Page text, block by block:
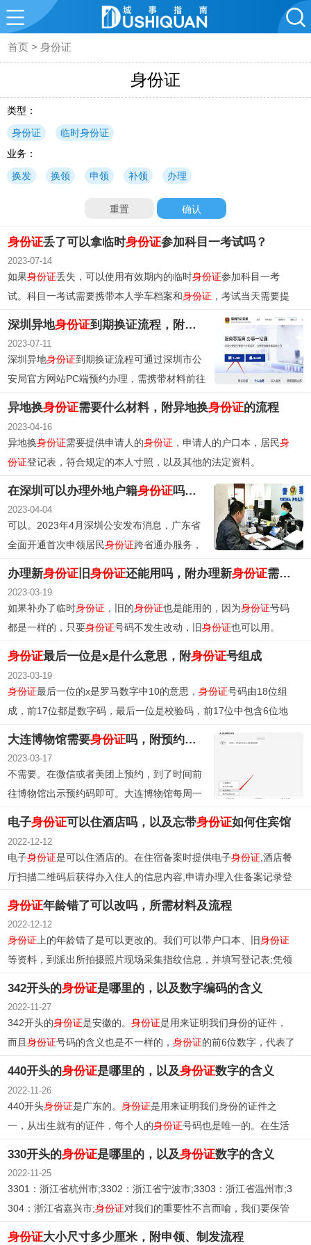
首页 >身份证
身份证
类型：
身份证
临时身份证
业务：
换发
换领 申领 补领 办理
重置 确认
身份证丢了可以拿临时身份证参加科目一考试吗？
2023-07-14
如果身份证丢失，可以使用有效期内的临时身份证参加科目一考
试。科目一考试需要携带本人学车档案和身份证 ，考试当天需要提
前到场候考，等待叫号后找考官确认身份并开始考试。
深圳异地身份证到期换证流程，附所需材料
2023-07-11
深圳异地身份证到期换证流程可通过深圳市公
安局官方网站PC端预约办理，需携带材料前往
预约窗口办理。已满16周岁者需携带原 身份
16周岁者还需携带监护人证明材料。
异地换身份证需要什么材料，附异地换身份证的流程
2023-04-16
异地换身份证需要提供申请人的身份证 ，申请人的户口本，居民身
份证登记表，符合规定的本人寸照，以及其他的法定资料。
在深圳可以办理外地户籍身份证吗？办理方法及在线申请入口步骤
2023-04-04
可以。2023年4月深圳公安发布消息，广东省
全面开通首次申领居民身份证跨省通办服务，
办理新身份证 旧身份证还能用吗，附办理新身份证需要的材料
2023-03-19
如果补办了临时身份证 ，旧的身份证也是能用的，因为身份证号码
都是一样的，只要身份证号码不发生改动，旧身份证也可以用。
身份证最后一位是x是什么意思，附身份证号组成
2023-03-19
身份证最后一位的x是罗马数字中10的意思，身份证号码由18位组
成，前17位都是数字码，最后一位是校验码，前17位中包含6位地
大连博物馆需要身份证吗，附预约步骤及场馆开放时间
2023-03-17
不需要。在微信或者美团上预约，到了时间前
往博物馆出示预约码即可。大连博物馆每周一
闭馆，平日9:00-16:30开放。
电子身份证可以住酒店吗，以及忘带身份证如何住宾馆
2022-12-12
电子身份证是可以住酒店的。在住宿备案时提供电子身份证 ,酒店餐
厅扫描二维码后获得办入住人的信息内容,申请办理入住备案记录登
身份证年龄错了可以改吗，所需材料及流程
2022-12-12
身份证 上的年龄错了是可以更改的。我们可以带户口本、旧身份证
等资料，到派出所拍摄照片现场采集指纹信息，并填写登记表;凭领
342开头的身份证是哪里的，以及数字编码的含义
2022-11-27
342开头的身份证是安徽的。身份证是用来证明我们身份的证件，
而且身份证号码的含义也是不一样的，身份证的前6位数字，代表了
你所在的行政区域。
440开头的身份证是哪里的，以及身份证数字的含义
2022-11-26
440开头身份证是广东的。身份证是用来证明我们身份的证件之
一，从出生就有的证件，每个人的身份证号码也是唯一的。在生活
330开头的身份证是哪里的，以及身份证数字的含义
2022-11-25
3301：浙江省杭州市;3302：浙江省宁波市;3303：浙江省温州市;3
304：浙江省嘉兴市;身份证对我们的重要性不言而喻，我们要保管
身份证大小尺寸多少厘米，附申领、制发流程